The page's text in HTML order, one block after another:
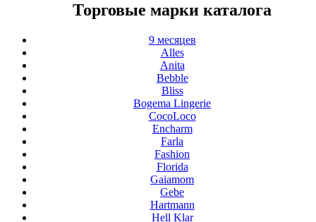
Торговые марки каталога
9 месяцев
Alles
Anita
Bebble
Bliss
Bogema Lingerie
CocoLoco
Encharm
Farla
Fashion
Florida
Gaiamom
Gebe
Hartmann
Hell Klar